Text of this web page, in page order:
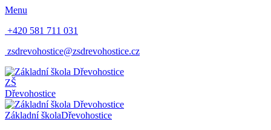
Menu
+420 581 711 031
zsdrevohostice@zsdrevohostice.cz
ZŠ
Dřevohostice
Základní školaDřevohostice